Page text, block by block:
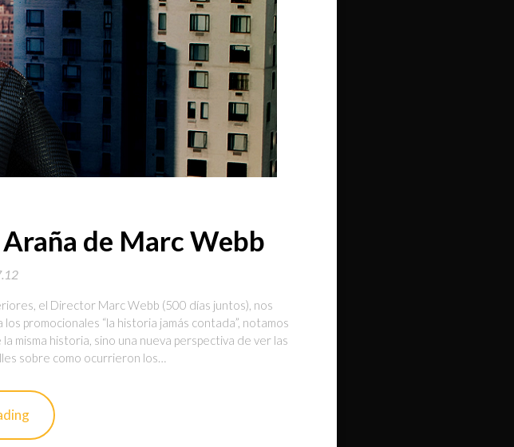
de Marc Webb
el Director Marc Webb (500 días juntos), nos
promocionales “la historia jamás contada”, notamos
misma historia, sino una nueva perspectiva de ver las
sobre como ocurrieron los…